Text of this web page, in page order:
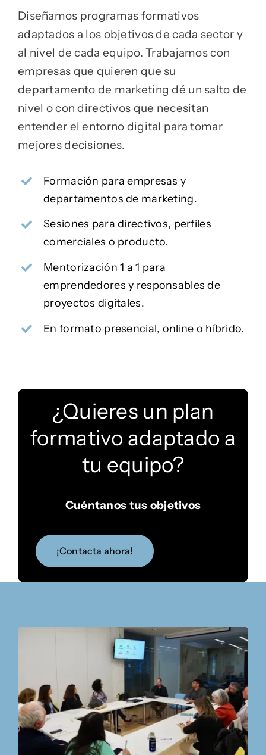
Diseñamos programas formativos
adaptados a los objetivos de cada sector y
al nivel de cada equipo. Trabajamos con
empresas que quieren que su
departamento de marketing dé un salto de
nivel o con directivos que necesitan
entender el entorno digital para tomar
mejores decisiones.
Formación para empresas y
departamentos de marketing.
Sesiones para directivos, perfiles
comerciales o producto.
Mentorización 1 a 1 para
emprendedores y responsables de
proyectos digitales.
En formato presencial, online o híbrido.
¿Quieres un plan
formativo adaptado a
tu equipo?
Cuéntanos tus objetivos
¡Contacta ahora!